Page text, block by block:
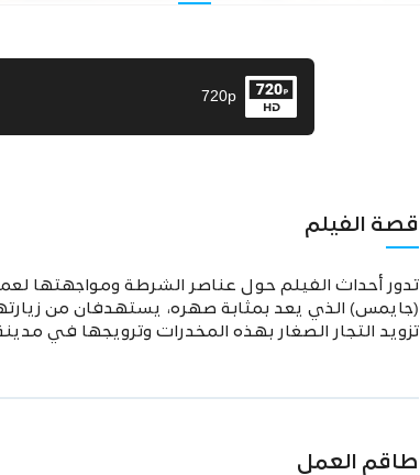
720p
قصة الفيلم
تدور أحداث الفيلم حول عناصر الشرطة ومواجهتها
(جايمس) الذي يعد بمثابة صهره، يستهدفان من
تزويد التجار الصغار بهذه المخدرات وترويجها في مدينة
طاقم العمل